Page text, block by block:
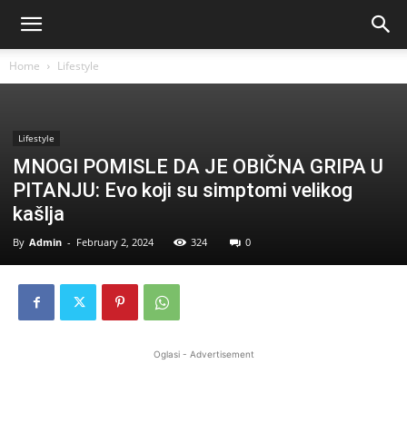
Home Lifestyle
Lifestyle
MNOGI POMISLE DA JE OBIČNA GRIPA U
PITANJU: Evo koji su simptomi velikog
kašlja
By Admin - February 2, 2024 324 0
Oglasi - Advertisement